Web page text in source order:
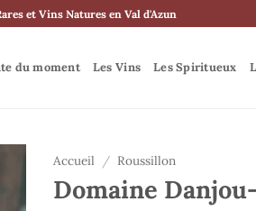
et Vins Natures en Val d'Azun
du moment Les Vins Les Spiritueux
Accueil / Roussillon
Domaine